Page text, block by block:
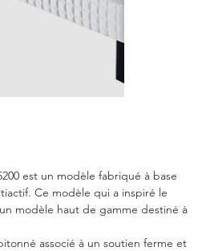
est un modèle fabriqué à base
Ce modèle qui a inspiré le
modèle haut de gamme destiné à
associé à un soutien ferme et